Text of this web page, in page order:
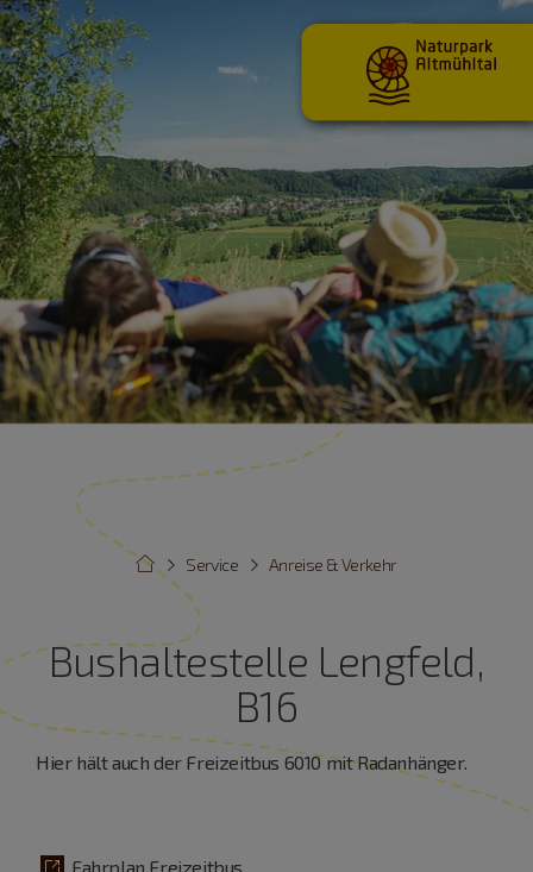
Anreise & Verkehr
Service
Bushaltestelle Lengfeld,
B16
Hier hält auch der Freizeitbus 6010 mit Radanhänger.
Fahrplan Freizeitbus